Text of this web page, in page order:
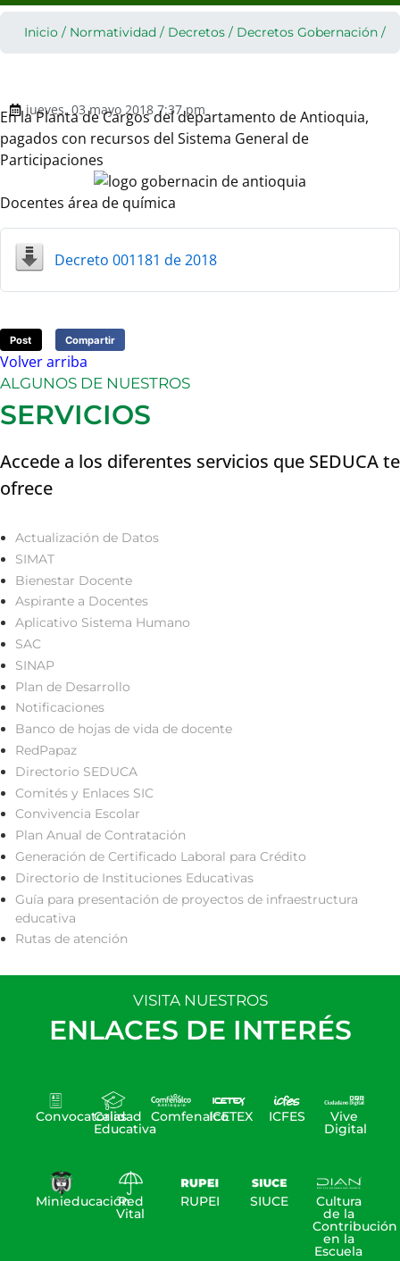
Inicio / Normatividad / Decretos / Decretos Gobernación /
jueves, 03 mayo 2018 7:37 pm
En la Planta de Cargos del departamento de Antioquia,
pagados con recursos del Sistema General de
Participaciones
Docentes área de química
Decreto 001181 de 2018
Post Compartir
Volver arriba
ALGUNOS DE NUESTROS
SERVICIOS
Accede a los diferentes servicios que SEDUCA te
ofrece
Actualización de Datos
SIMAT
Bienestar Docente
Aspirante a Docentes
Aplicativo Sistema Humano
SAC
SINAP
Plan de Desarrollo
Notificaciones
Banco de hojas de vida de docente
RedPapaz
Directorio SEDUCA
Comités y Enlaces SIC
Convivencia Escolar
Plan Anual de Contratación
Generación de Certificado Laboral para Crédito
Directorio de Instituciones Educativas
Guía para presentación de proyectos de infraestructura
educativa
Rutas de atención
VISITA NUESTROS
ENLACES DE INTERÉS
Convocatorias
Calidad
Educativa
ComfenalcoICETEX ICFES Vive
Digital
MinieducaciónRed
Vital
RUPEI SIUCE Cultura
de la
Contribución
en la
Escuela